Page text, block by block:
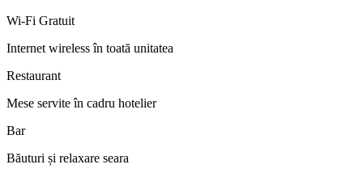
Wi-Fi Gratuit
Internet wireless în toată unitatea
Restaurant
Mese servite în cadru hotelier
Bar
Băuturi și relaxare seara